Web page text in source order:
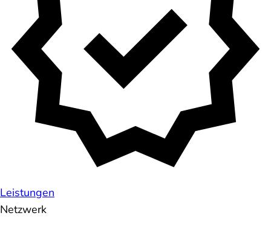
Leistungen
Netzwerk